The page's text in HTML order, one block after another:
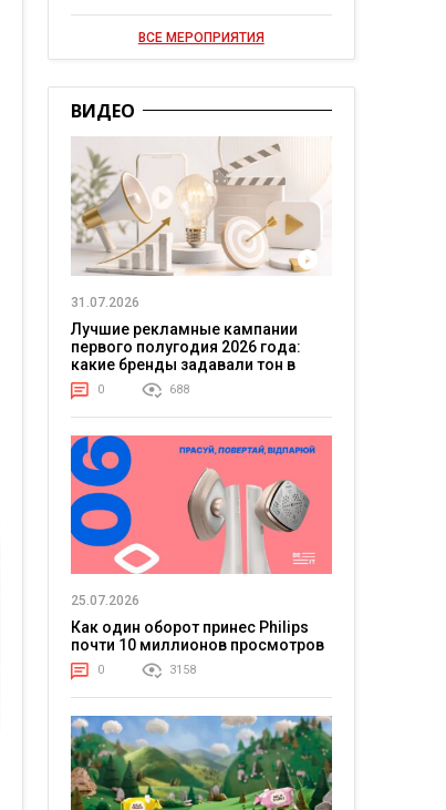
ВСЕ МЕРОПРИЯТИЯ
ВИДЕО
31.07.2026
Лучшие рекламные кампании
первого полугодия 2026 года:
какие бренды задавали тон в
отрасли
0 688
25.07.2026
Как один оборот принес Philips
почти 10 миллионов просмотров
0 3158